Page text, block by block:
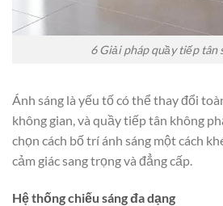
6 Giải pháp quầy tiếp tân
Ánh sáng là yếu tố có thể thay đổi
không gian, và quầy tiếp tân không
chọn cách bố trí ánh sáng một cách
cảm giác sang trọng và đẳng cấp.
Hệ thống chiếu sáng đa dạng